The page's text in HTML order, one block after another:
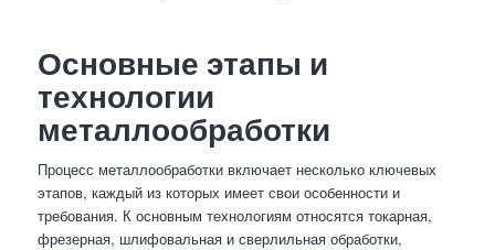
Основные этапы и
технологии
металлообработки
Процесс металлообработки включает несколько ключевых
этапов, каждый из которых имеет свои особенности и
требования. К основным технологиям относятся токарная,
фрезерная, шлифовальная и сверлильная обработки,